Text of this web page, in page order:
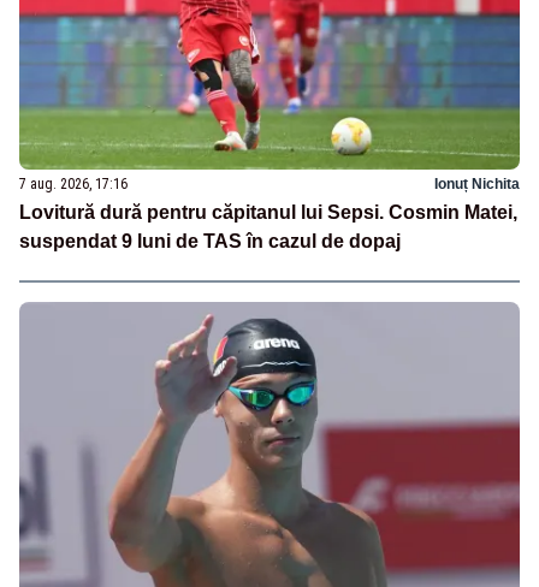
7 aug. 2026, 17:16 Ionuț Nichita
Lovitură dură pentru căpitanul lui Sepsi. Cosmin Matei,
suspendat 9 luni de TAS în cazul de dopaj